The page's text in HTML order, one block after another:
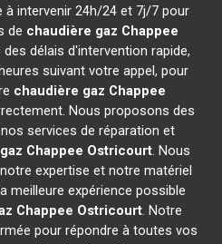
à intervenir 24h/24 et 7j/7 pour
de chaudière gaz Chappee
délais d'intervention rapide,
suivant votre appel, pour
chaudière gaz Chappee
Nous proposons des
services de réparation et
Chappee Ostricourt. Nous
expertise et notre matériel
meilleure expérience possible
Chappee Ostricourt. Notre
pour répondre à toutes vos